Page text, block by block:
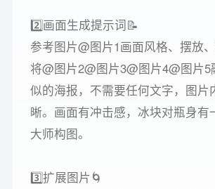
2️⃣画面生成提示词📝
参考图片@图片1画面风格、摆放、
将@图片2@图片3@图片4@图片
似的海报，不需要任何文字，图片
晰。画面有冲击感，冰块对瓶身有
大师构图。
3️⃣扩展图片🌀